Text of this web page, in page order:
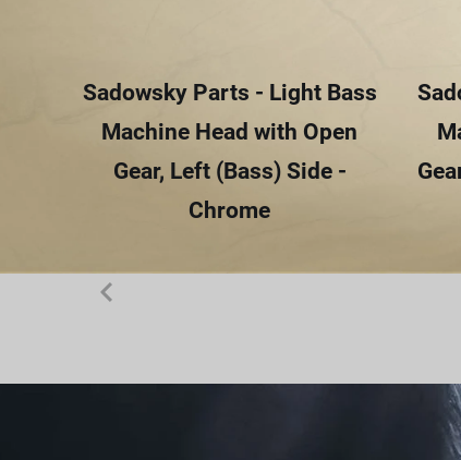
Sadowsky Parts - Light Bass
Machine Head with Open
Gear, Left (Bass) Side -
Chrome